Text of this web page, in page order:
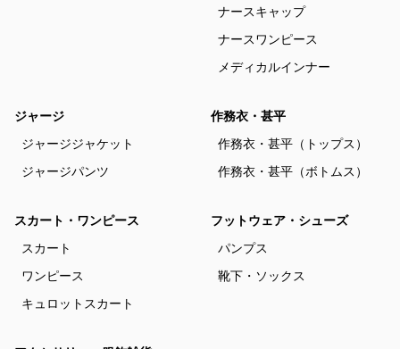
ナースキャップ
ナースワンピース
メディカルインナー
ジャージ
ジャージジャケット
ジャージパンツ
作務衣・甚平
作務衣・甚平（トップス）
作務衣・甚平（ボトムス）
スカート・ワンピース
スカート
ワンピース
キュロットスカート
フットウェア・シューズ
パンプス
靴下・ソックス